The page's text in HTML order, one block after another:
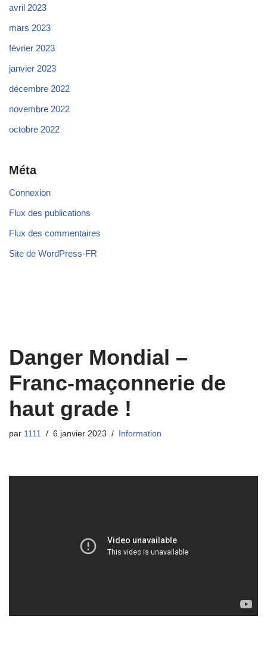
avril 2023
mars 2023
février 2023
janvier 2023
décembre 2022
novembre 2022
octobre 2022
Méta
Connexion
Flux des publications
Flux des commentaires
Site de WordPress-FR
Danger Mondial –
Franc-maçonnerie de
haut grade !
par 1111 6 janvier 2023 Information